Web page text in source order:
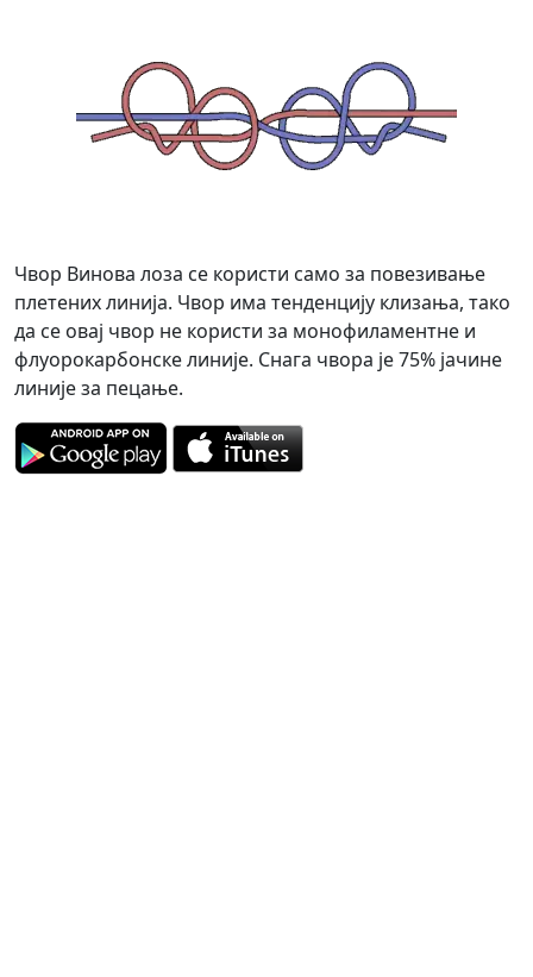
Чвор Винова лоза се користи само за повезивање
плетених линија. Чвор има тенденцију клизања, тако
да се овај чвор не користи за монофиламентне и
флуорокарбонске линије. Снага чвора је 75% јачине
линије за пецање.